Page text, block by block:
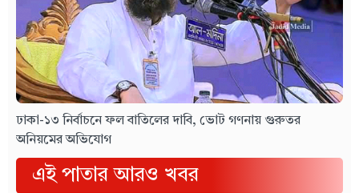
ঢাকা-১৩ নির্বাচনে ফল বাতিলের দাবি, ভোট গণনায় গুরুতর
অনিয়মের অভিযোগ
এই পাতার আরও খবর